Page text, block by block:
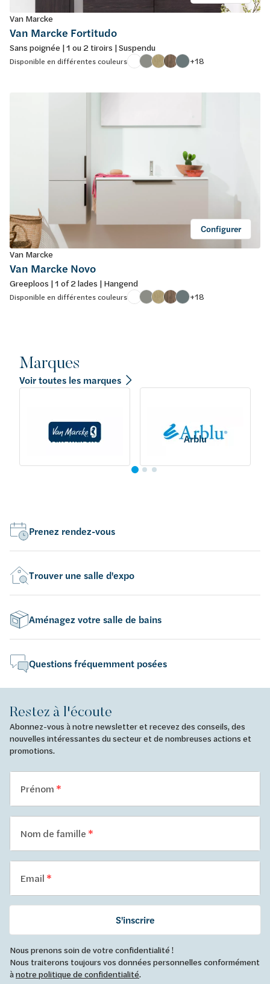
Van Marcke
Van Marcke Fortitudo
Sans poignée | 1 ou 2 tiroirs | Suspendu
Disponible en différentes couleurs +18
Configurer
Van Marcke
Van Marcke Novo
Greeploos | 1 of 2 lades | Hangend
Disponible en différentes couleurs +18
Marques
Voir toutes les marques
Van Marcke Arblu
Prenez rendez-vous
Trouver une salle d'expo
Aménagez votre salle de bains
Questions fréquemment posées
Restez à l'écoute
Abonnez-vous à notre newsletter et recevez des conseils, des
nouvelles intéressantes du secteur et de nombreuses actions et
promotions.
Prénom
Nom de famille
Email
S'inscrire
Nous prenons soin de votre confidentialité !
Nous traiterons toujours vos données personnelles conformément
ànotre politique de confidentialité.